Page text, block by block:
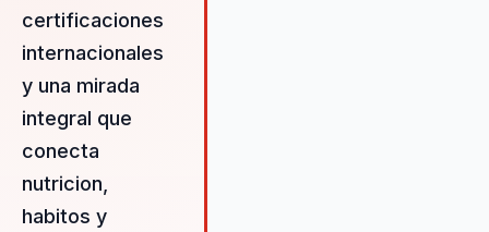
certificaciones
internacionales
y una mirada
integral que
conecta
nutricion,
habitos y